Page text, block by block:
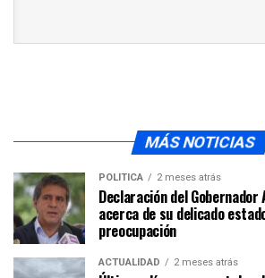
MÁS NOTICIAS
POLÍTICA 2 meses atrás
Declaración del
acerca de su delicado
preocupación
ACTUALIDAD 2 meses atrás